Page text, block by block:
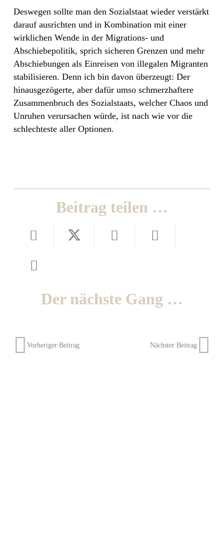
Deswegen sollte man den Sozialstaat wieder verstärkt
darauf ausrichten und in Kombination mit einer
wirklichen Wende in der Migrations- und
Abschiebepolitik, sprich sicheren Grenzen und mehr
Abschiebungen als Einreisen von illegalen Migranten
stabilisieren. Denn ich bin davon überzeugt: Der
hinausgezögerte, aber dafür umso schmerzhaftere
Zusammenbruch des Sozialstaats, welcher Chaos und
Unruhen verursachen würde, ist nach wie vor die
schlechteste aller Optionen.
Beitrag teilen …
Der nächste Gang …
Vorheriger Beitrag Nächster Beitrag